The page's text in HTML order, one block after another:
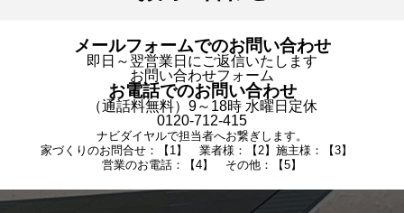
メールフォームでのお問い合わせ
即日～翌営業日にご返信いたします
お問い合わせフォーム
お電話でのお問い合わせ
（通話料無料）9～18時 水曜日定休
0120-712-415
ナビダイヤルで担当者へお繋ぎします。
家づくりのお問合せ：【1】 業者様：【2】施主様：【3】
営業のお電話：【4】 その他：【5】